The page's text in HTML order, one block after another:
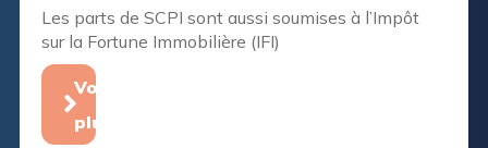
Les parts de SCPI sont aussi soumises à l’Impôt
sur la Fortune Immobilière (IFI)
Voir
plus